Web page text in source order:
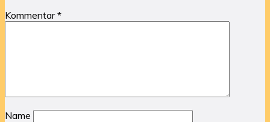
Kommentar*
Name